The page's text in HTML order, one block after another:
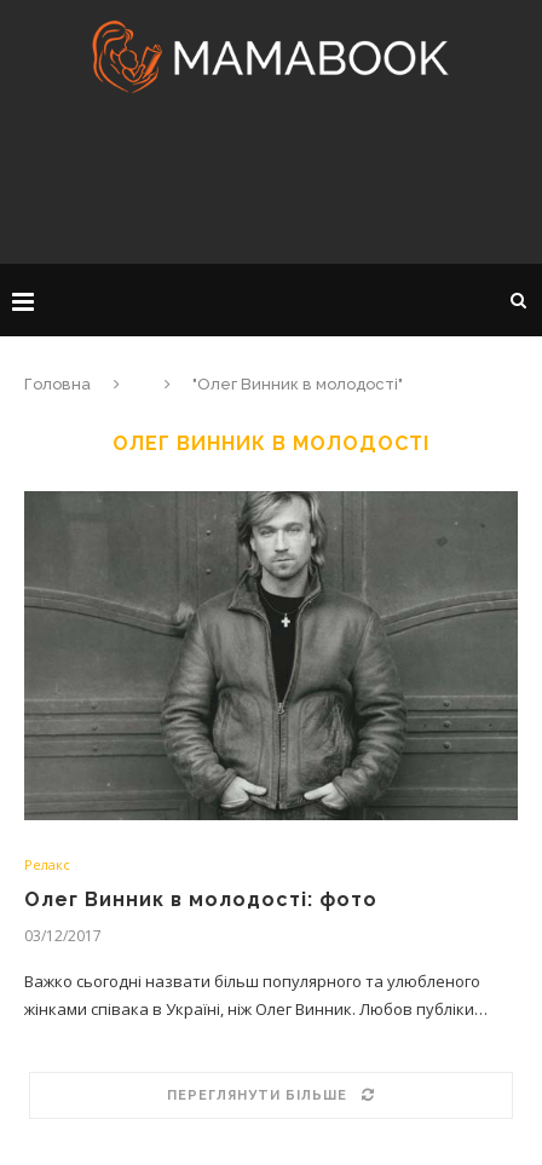
Головна "Олег Винник в молодості"
ОЛЕГ ВИННИК В МОЛОДОСТІ
Релакс
Олег Винник в молодості: фото
03/12/2017
Важко сьогодні назвати більш популярного та улюбленого
жінками співака в Україні, ніж Олег Винник. Любов публіки…
ПЕРЕГЛЯНУТИ БІЛЬШЕ